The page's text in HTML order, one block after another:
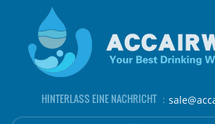
HINTERLASS EINE NACHRICHT ：